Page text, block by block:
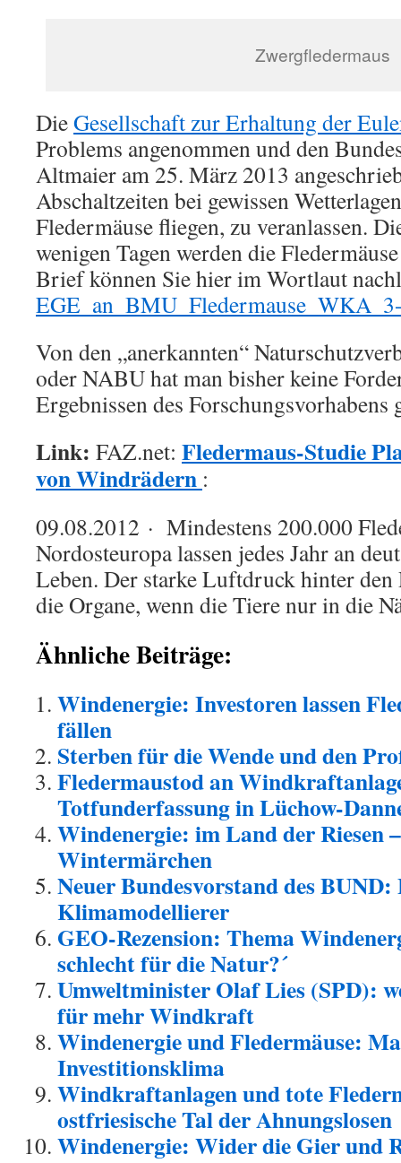
Zwergfledermaus
DieGesellschaft zur Erhaltung der
Problems angenommen und den
Altmaier am 25. März 2013
Abschaltzeiten bei gewissen
Fledermäuse fliegen, zu veranlassen.
wenigen Tagen werden die
Brief können Sie hier im Wortlaut
Von den „anerkannten“
oder NABU hat man bisher keine
Ergebnissen des Forschungsvorhabens
Link: FAZ.net: Fledermaus-Studie
von Windrädern :
09.08.2012 · Mindestens 200.000
Nordosteuropa lassen jedes Jahr an
Leben. Der starke Luftdruck hinter
die Organe, wenn die Tiere nur in die
Ähnliche Beiträge:
Windenergie: Investoren lassen
fällen
Sterben für die Wende und den
Fledermaustod an
Totfunderfassung in Lüchow-
Windenergie: im Land der Riesen
Wintermärchen
Neuer Bundesvorstand des
Klimamodellierer
GEO-Rezension: Thema
schlecht für die Natur?´
Umweltminister Olaf Lies (SPD):
für mehr Windkraft
Windenergie und Fledermäuse:
Investitionsklima
Windkraftanlagen und tote
ostfriesische Tal der Ahnungslosen
Windenergie: Wider die Gier und